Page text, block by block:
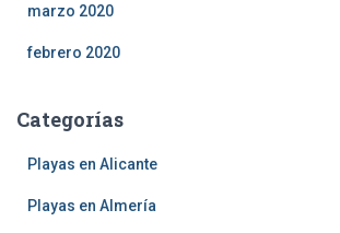
marzo 2020
febrero 2020
Categorías
Playas en Alicante
Playas en Almería